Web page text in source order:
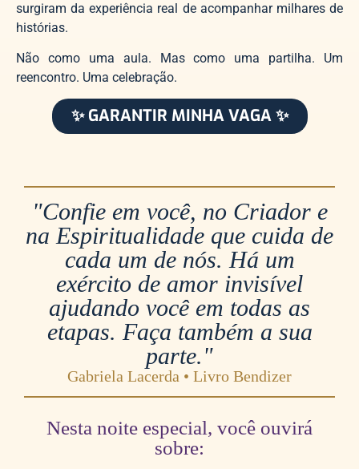
surgiram da experiência real de acompanhar milhares de
histórias.
Não como uma aula. Mas como uma partilha. Um
reencontro. Uma celebração.
✨ GARANTIR MINHA VAGA ✨
"Confie em você, no Criador e
na Espiritualidade que cuida de
cada um de nós. Há um
exército de amor invisível
ajudando você em todas as
etapas. Faça também a sua
parte."
Gabriela Lacerda • Livro Bendizer
Nesta noite especial, você ouvirá
sobre: